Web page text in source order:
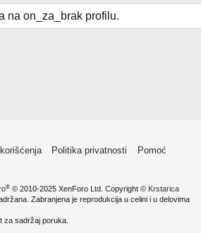
na on_za_brak profilu.
Politika privatnosti
Pomoć
® © 2010-2025 XenForo Ltd. Copyright © Krstarica
Zabranjena je reprodukcija u celini i u delovima
za sadržaj poruka.